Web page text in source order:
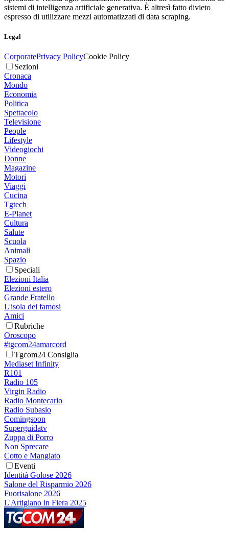
sistemi di intelligenza artificiale generativa. È altresì fatto divieto
espresso di utilizzare mezzi automatizzati di data scraping.
Legal
CorporatePrivacy PolicyCookie Policy
Sezioni
Cronaca
Mondo
Economia
Politica
Spettacolo
Televisione
People
Lifestyle
Videogiochi
Donne
Magazine
Motori
Viaggi
Cucina
Tgtech
E-Planet
Cultura
Salute
Scuola
Animali
Spazio
Speciali
Elezioni Italia
Elezioni estero
Grande Fratello
L'isola dei famosi
Amici
Rubriche
Oroscopo
#tgcom24amarcord
Tgcom24 Consiglia
Mediaset Infinity
R101
Radio 105
Virgin Radio
Radio Montecarlo
Radio Subasio
Comingsoon
Superguidatv
Zuppa di Porro
Non Sprecare
Cotto e Mangiato
Eventi
Identità Golose 2026
Salone del Risparmio 2026
Fuorisalone 2026
L'Artigiano in Fiera 2025